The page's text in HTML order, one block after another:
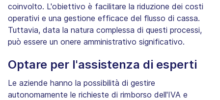
coinvolto. L'obiettivo è facilitare la riduzione dei costi
operativi e una gestione efficace del flusso di cassa.
Tuttavia, data la natura complessa di questi processi,
può essere un onere amministrativo significativo.
Optare per l'assistenza di esperti
Le aziende hanno la possibilità di gestire
autonomamente le richieste di rimborso dell'IVA e